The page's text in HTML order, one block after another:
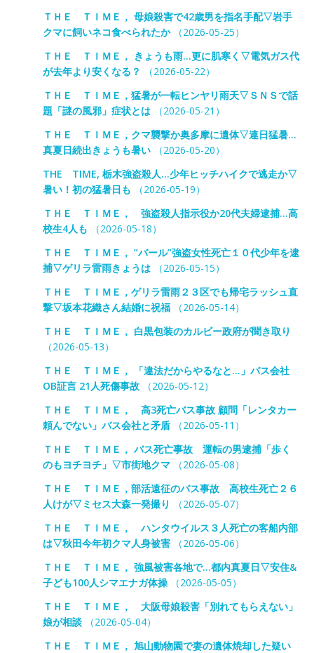
ＴＨＥ ＴＩＭＥ， 母娘殺害で42歳男を指名手配▽岩手
クマに飼いネコ食べられたか（2026-05-25）
ＴＨＥ ＴＩＭＥ， きょうも雨…更に肌寒く▽電気ガス代
が去年より安くなる？
（2026-05-22）
ＴＨＥ ＴＩＭＥ，猛暑が一転ヒンヤリ雨天▽ＳＮＳで話
題「謎の風邪」症状とは（2026-05-21）
ＴＨＥ ＴＩＭＥ，クマ襲撃か奥多摩に遺体▽連日猛暑…
真夏日続出きょうも暑い（2026-05-20）
THE TIME, 栃木強盗殺人…少年ヒッチハイクで逃走か▽
暑い！初の猛暑日も （2026-05-19）
ＴＨＥ ＴＩＭＥ， 強盗殺人指示役か20代夫婦逮捕…高
校生4人も （2026-05-18）
ＴＨＥ ＴＩＭＥ， ”バール”強盗女性死亡１０代少年を逮
捕▽ゲリラ雷雨きょうは（2026-05-15）
ＴＨＥ ＴＩＭＥ，ゲリラ雷雨２３区でも帰宅ラッシュ直
撃▽坂本花織さん結婚に祝福（2026-05-14）
ＴＨＥ ＴＩＭＥ， 白黒包装のカルビー政府が聞き取り
（2026-05-13）
ＴＨＥ ＴＩＭＥ， 「違法だからやるなと…」バス会社
OB証言 21人死傷事故（2026-05-12）
ＴＨＥ ＴＩＭＥ， 高3死亡バス事故 顧問「レンタカー
頼んでない」バス会社と矛盾（2026-05-11）
ＴＨＥ ＴＩＭＥ， バス死亡事故 運転の男逮捕「歩く
のもヨチヨチ」▽市街地クマ（2026-05-08）
ＴＨＥ ＴＩＭＥ，部活遠征のバス事故 高校生死亡２６
人けが▽ミセス大森一発撮り
（2026-05-07）
ＴＨＥ ＴＩＭＥ， ハンタウイルス３人死亡の客船内部
は▽秋田今年初クマ人身被害（2026-05-06）
ＴＨＥ ＴＩＭＥ， 強風被害各地で…都内真夏日▽安住&
子ども100人シマエナガ体操（2026-05-05）
ＴＨＥ ＴＩＭＥ， 大阪母娘殺害「別れてもらえない」
娘が相談（2026-05-04）
ＴＨＥ ＴＩＭＥ， 旭山動物園で妻の遺体焼却した疑い